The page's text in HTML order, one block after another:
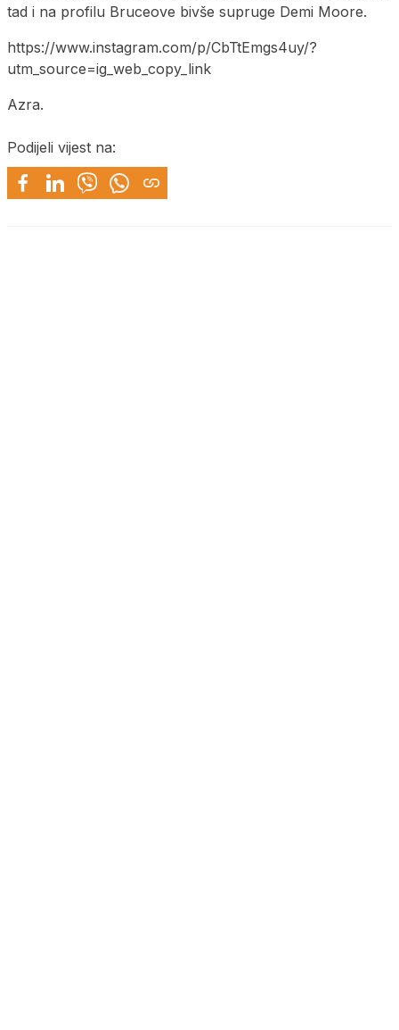
tad i na profilu Bruceove bivše supruge Demi Moore.
https://www.instagram.com/p/CbTtEmgs4uy/?
utm_source=ig_web_copy_link
Azra.
Podijeli vijest na: